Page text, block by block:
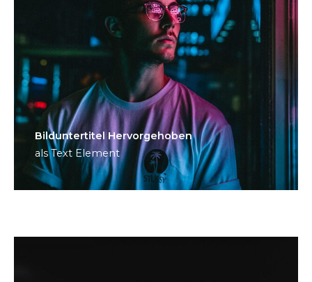
Bild­unter­titel Hervorgehoben
als Text Element